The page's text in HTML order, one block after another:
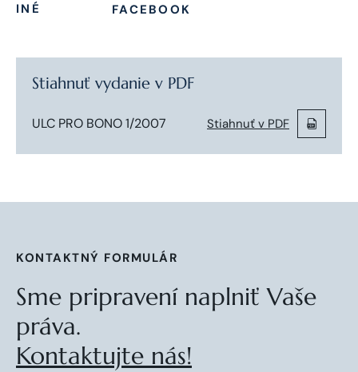
INÉ
FACEBOOK
Stiahnuť vydanie v PDF
ULC PRO BONO 1/2007 Stiahnuť v PDF
KONTAKTNÝ FORMULÁR
Sme pripravení naplniť Vaše
práva.
Kontaktujte nás!